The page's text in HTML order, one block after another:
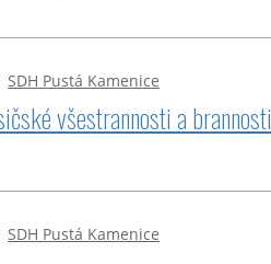
SDH Pustá Kamenice
všestrannosti a brannosti
SDH Pustá Kamenice